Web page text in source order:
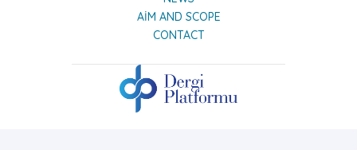
AIM AND SCOPE
CONTACT